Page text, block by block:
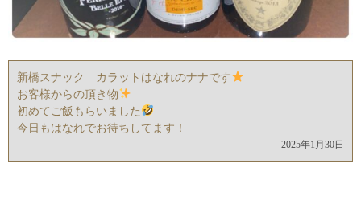
新橋スナック カラットはなれのナナです
お客様からの頂き物
初めてご飯もらいました
今日もはなれでお待ちしてます！
2025年1月30日